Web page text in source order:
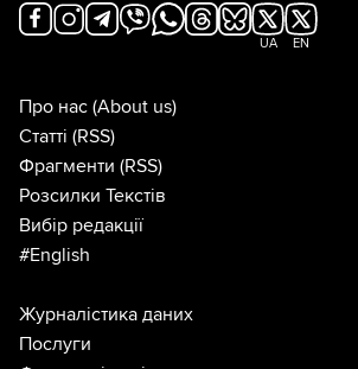
UA EN
Про нас (About us)
Статті (RSS)
Фрагменти (RSS)
Розсилки Текстів
Вибір редакції
#English
Журналістика даних
Послуги